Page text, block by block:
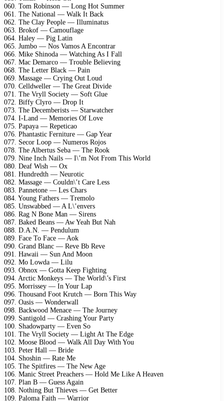
060. Tom Robinson — Long Hot Summer
061. The National — Walk It Back
062. The Clay People — Illuminatus
063. Brokof — Camouflage
064. Haley — Pig Latin
065. Jumbo — Nos Vamos A Encontrar
066. Mike Shinoda — Watching As I Fall
067. Mac Demarco — Trouble Believing
068. The Letter Black — Pain
069. Massage — Crying Out Loud
070. Celldweller — The Great Divide
071. The Vryll Society — Soft Glue
072. Biffy Clyro — Drop It
073. The Decemberists — Starwatcher
074. I-Land — Memories Of Love
075. Papaya — Repeticao
076. Phantastic Ferniture — Gap Year
077. Seсor Loop — Numeros Rojos
078. The Albertus Seba — The Rook
079. Nine Inch Nails — I\’m Not From This World
080. Deaf Wish — Ox
081. Hundredth — Neurotic
082. Massage — Couldn\’t Care Less
083. Pannetone — Les Chars
084. Young Fathers — Tremolo
085. Unswabbed — A L\’envers
086. Rag N Bone Man — Sirens
087. Baked Beans — Aw Yeah But Nah
088. D.A.N. — Pendulum
089. Face To Face — Aok
090. Grand Blanc — Reve Bb Reve
091. Hawaii — Sun And Moon
092. Mo Lowda — Lilu
093. Obnox — Gotta Keep Fighting
094. Arctic Monkeys — The World\’s First
095. Morrissey — In Your Lap
096. Thousand Foot Krutch — Born This Way
097. Oasis — Wonderwall
098. Backwood Menace — The Journey
099. Santigold — Crashing Your Party
100. Shadowparty — Even So
101. The Vryll Society — Light At The Edge
102. Moose Blood — Walk All Day With You
103. Peter Hall — Bride
104. Shoshin — Rate Me
105. The Spitfires — The New Age
106. Manic Street Preachers — Hold Me Like A Heaven
107. Plan B — Guess Again
108. Nothing But Thieves — Get Better
109. Paloma Faith — Warrior